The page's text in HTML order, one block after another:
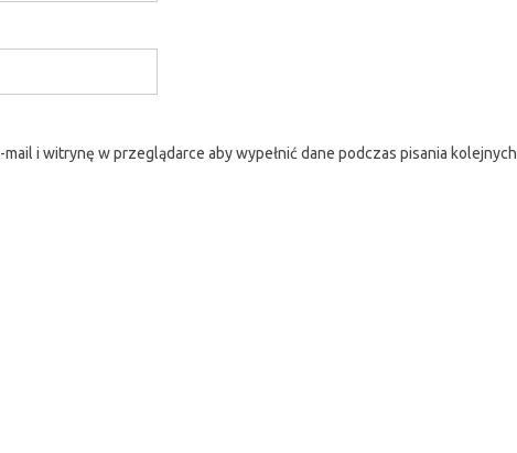
mail i witrynę w przeglądarce aby wypełnić dane podczas pisania kolejnych